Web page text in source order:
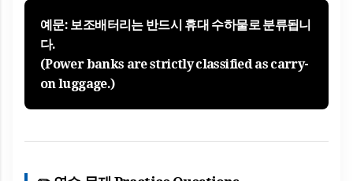
예문: 보조배터리는 반드시 휴대 수하물로분류됩니
다.
(Power banks are strictly classified as carry-
on luggage.)